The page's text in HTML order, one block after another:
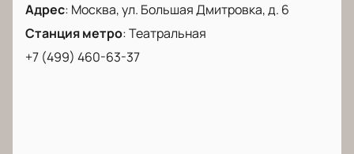
окунитесь в магию театра, где каждый звук и
каждый жест превращаются в искусство. Концерт
«Prima Donna» — это не просто шоу, это праздник,
который останется в вашей памяти надолго.
Адрес: Москва, ул. Большая Дмитровка, д. 6
Станция метро:Театральная
+7 (499) 460-63-37